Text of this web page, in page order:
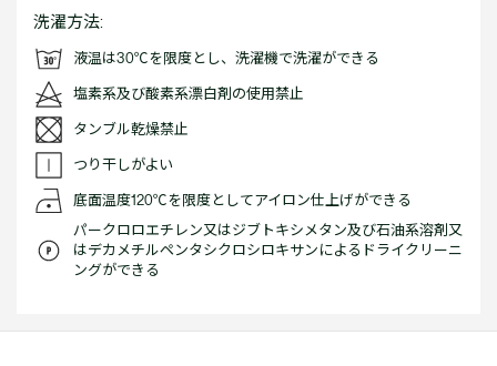
洗濯方法:
液温は30℃を限度とし、洗濯機で洗濯ができる
塩素系及び酸素系漂白剤の使用禁止
タンブル乾燥禁止
つり干しがよい
底面温度120℃を限度としてアイロン仕上げができる
パークロロエチレン又はジブトキシメタン及び石油系溶剤又
はデカメチルペンタシクロシロキサンによるドライクリーニ
ングができる